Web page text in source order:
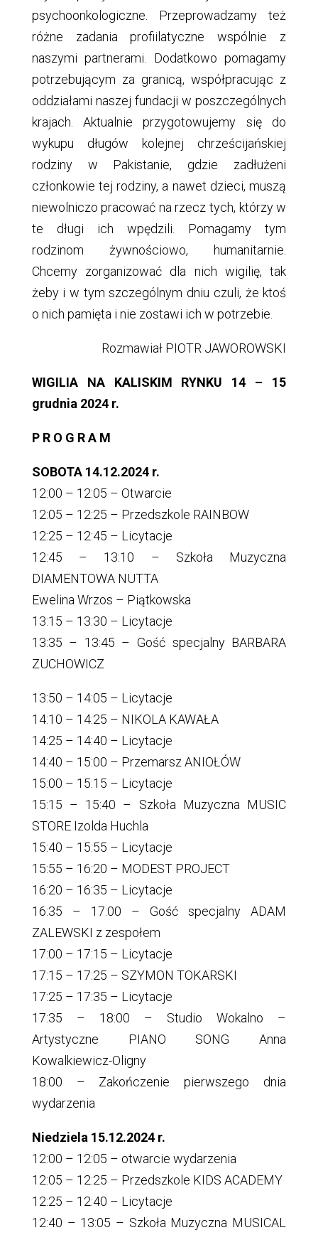
psychoonkologiczne. Przeprowadzamy też
różne zadania profiilatyczne wspólnie z
naszymi partnerami. Dodatkowo pomagamy
potrzebującym za granicą, współpracując z
oddziałami naszej fundacji w poszczególnych
krajach. Aktualnie przygotowujemy się do
wykupu długów kolejnej chrześcijańskiej
rodziny w Pakistanie, gdzie zadłużeni
członkowie tej rodziny, a nawet dzieci, muszą
niewolniczo pracować na rzecz tych, którzy w
te długi ich wpędzili. Pomagamy tym
rodzinom żywnościowo, humanitarnie.
Chcemy zorganizować dla nich wigilię, tak
żeby i w tym szczególnym dniu czuli, że ktoś
o nich pamięta i nie zostawi ich w potrzebie.
Rozmawiał PIOTR JAWOROWSKI
WIGILIA NA KALISKIM RYNKU 14 – 15
grudnia 2024 r.
P R O G R A M
SOBOTA 14.12.2024 r.
12:00 – 12:05 – Otwarcie
12:05 – 12:25 – Przedszkole RAINBOW
12:25 – 12:45 – Licytacje
12:45 – 13:10 – Szkoła Muzyczna
DIAMENTOWA NUTTA
Ewelina Wrzos – Piątkowska
13:15 – 13:30 – Licytacje
13:35 – 13:45 – Gość specjalny BARBARA
ZUCHOWICZ
13:50 – 14:05 – Licytacje
14:10 – 14:25 – NIKOLA KAWAŁA
14:25 – 14:40 – Licytacje
14:40 – 15:00 – Przemarsz ANIOŁÓW
15:00 – 15:15 – Licytacje
15:15 – 15:40 – Szkoła Muzyczna MUSIC
STORE Izolda Huchla
15:40 – 15:55 – Licytacje
15:55 – 16:20 – MODEST PROJECT
16:20 – 16:35 – Licytacje
16:35 – 17:00 – Gość specjalny ADAM
ZALEWSKI z zespołem
17:00 – 17:15 – Licytacje
17:15 – 17:25 – SZYMON TOKARSKI
17:25 – 17:35 – Licytacje
17:35 – 18:00 – Studio Wokalno –
Artystyczne PIANO SONG Anna
Kowalkiewicz-Oligny
18:00 – Zakończenie pierwszego dnia
wydarzenia
Niedziela 15.12.2024 r.
12:00 – 12:05 – otwarcie wydarzenia
12:05 – 12:25 – Przedszkole KIDS ACADEMY
12:25 – 12:40 – Licytacje
12:40 – 13:05 – Szkoła Muzyczna MUSICAL